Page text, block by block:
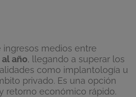
ingresos medios entre
año, llegando a superar los
como implantología u
privado. Es una opción
retorno económico rápido.